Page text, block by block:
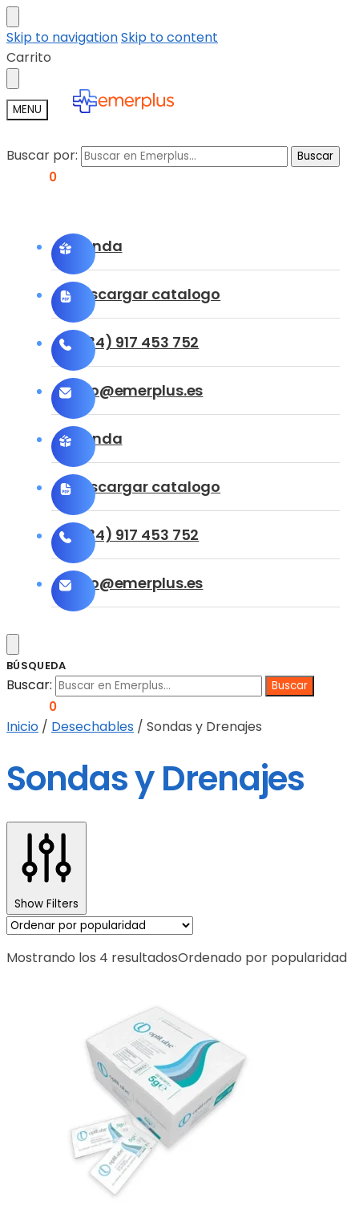
Skip to navigationSkip to content
Carrito
MENU
Buscar por: Buscar
0
Tienda
Descargar catalogo
(+34) 917 453 752
info@emerplus.es
Tienda
Descargar catalogo
(+34) 917 453 752
info@emerplus.es
BÚSQUEDA
Buscar:
0
Inicio / Desechables / Sondas y Drenajes
Sondas y Drenajes
Show Filters
Mostrando los 4 resultadosOrdenado por popularidad